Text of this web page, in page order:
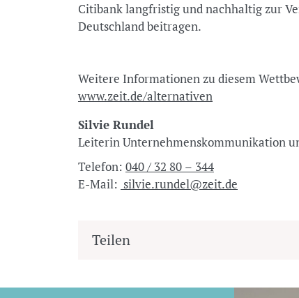
Citibank langfristig und nachhaltig zur
Deutschland beitragen.
Weitere Informationen zu diesem
www.zeit.de/alternativen
Silvie Rundel
Leiterin
Telefon: 040 / 32 80 – 344
E-Mail: silvie.rundel@zeit.de
Teilen